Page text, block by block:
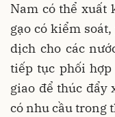
Nam có thể xuất
gạo có kiểm
dịch cho các
tiếp tục phối hợp
giao để thúc đẩy
có nhu cầu trong